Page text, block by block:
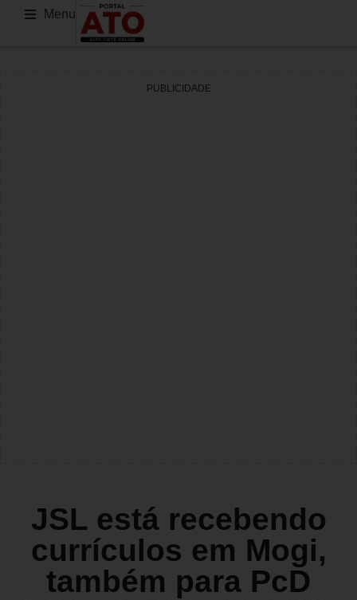
Menu
PUBLICIDADE
JSL está recebendo
currículos em Mogi,
também para PcD